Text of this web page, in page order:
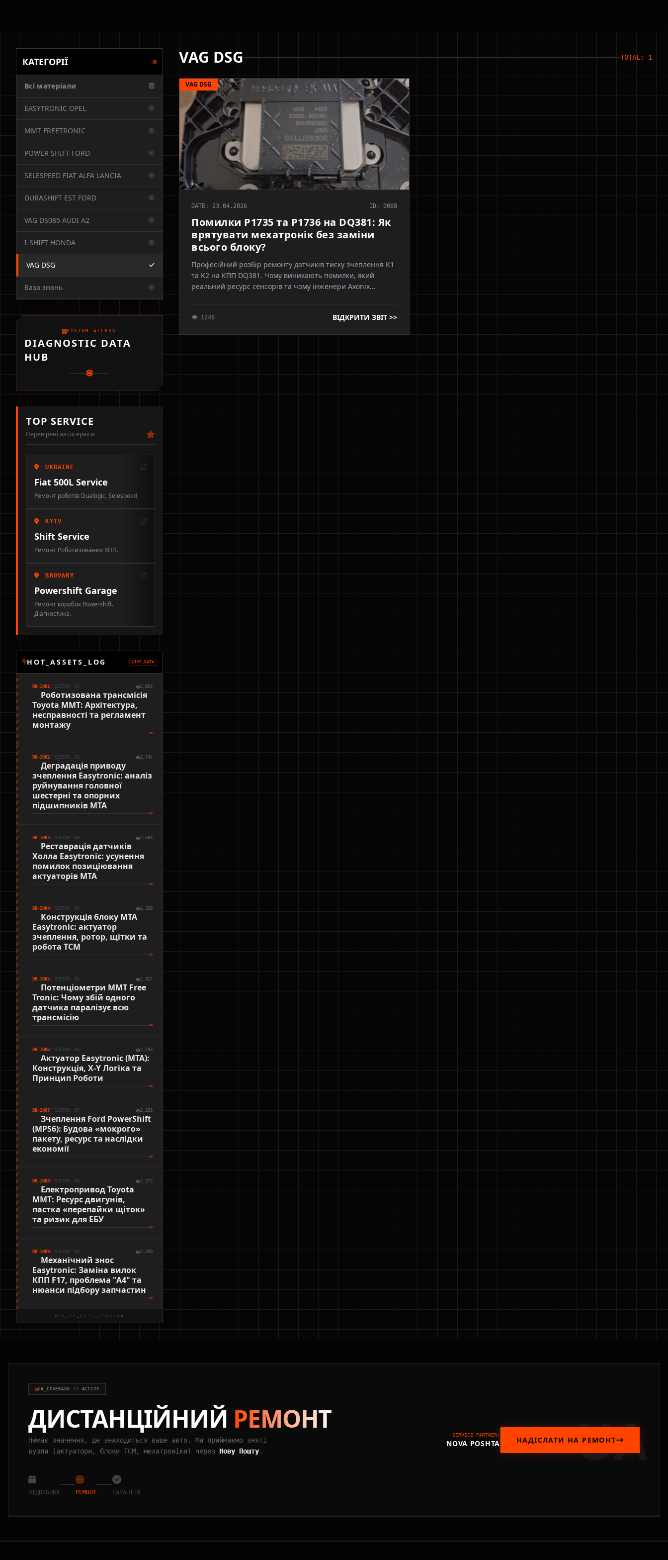
КАТЕГОРІЇ
Всі матеріали
EASYTRONIC OPEL
MMT FREETRONIC
POWER SHIFT FORD
SELESPEED FIAT ALFA LANCIA
DURASHIFT EST FORD
VAG DS085 AUDI A2
I-SHIFT HONDA
VAG DSG
База знань
SYSTEM ACCESS
DIAGNOSTIC DATA
HUB
TOP SERVICE
Перевірені автосервіси
UKRAINE
Fiat 500L Service
Ремонт роботів Dualogic, Selespeed.
KYIV
Shift Service
Ремонт Роботизованих КПП.
BROVARY
Powershift Garage
Ремонт коробок Powershift.
Діагностика.
HOT_ASSETS_LOG LIVE_DATA
DB-1001/ SECTOR: 01 2,854
Роботизована трансмісія
Toyota MMT: Архітектура,
несправності та регламент
монтажу
DB-1002/ SECTOR: 02 2,744
Деградація приводу
зчеплення Easytronic: аналіз
руйнування головної
шестерні та опорних
підшипників MTA
DB-1003/ SECTOR: 03 2,583
Реставрація датчиків
Холла Easytronic: усунення
помилок позиціювання
актуаторів MTA
DB-1004/ SECTOR: 04 2,358
Конструкція блоку MTA
Easytronic: актуатор
зчеплення, ротор, щітки та
робота TCM
DB-1005/ SECTOR: 05 2,327
Потенціометри MMT Free
Tronic: Чому збій одного
датчика паралізує всю
трансмісію
DB-1006/ SECTOR: 06 2,293
Актуатор Easytronic (MTA):
Конструкція, X-Y Логіка та
Принцип Роботи
DB-1007/ SECTOR: 07 2,291
Зчеплення Ford PowerShift
(MPS6): Будова «мокрого»
пакету, ресурс та наслідки
економії
DB-1008/ SECTOR: 08 2,272
Електропривод Toyota
MMT: Ресурс двигунів,
пастка «перепайки щіток»
та ризик для ЕБУ
DB-1009/ SECTOR: 09 2,259
Механічний знос
Easytronic: Заміна вилок
КПП F17, проблема "А4" та
нюанси підбору запчастин
END_OF_DATA_PACKAGE
VAG DSG TOTAL: 1
VAG DSG
DATE: 23.04.2026 ID: 0088
Помилки P1735 та P1736 на DQ381: Як
врятувати мехатронік без заміни
всього блоку?
Професійний розбір ремонту датчиків тиску зчеплення K1
та K2 на КПП DQ381. Чому виникають помилки, який
реальний ресурс сенсорів та чому інженери Axonix
👁 1248 ВІДКРИТИ ЗВІТ >>
UA_COVERAGE // ACTIVE
ДИСТАНЦІЙНИЙ РЕМОНТ
Немає значення, де знаходиться ваше авто. Ми приймаємо зняті
вузли (актуатори, блоки TCM, мехатроніки) через Нову Пошту.
ВІДПРАВКА РЕМОНТ ГАРАНТІЯ
UA
SERVICE PARTNER:
NOVA POSHTA НАДІСЛАТИ НА РЕМОНТ